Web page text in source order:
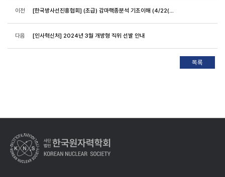
이전 [한국방사선진흥협회] (초급) 감마핵종분석 기초이해 (4/22(월)~23(화))
다음 [인사혁신처] 2024년 3월 개방형 직위 선발 안내